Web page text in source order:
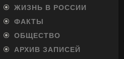
ЖИЗНЬ В РОССИИ
ФАКТЫ
ОБЩЕСТВО
АРХИВ ЗАПИСЕЙ